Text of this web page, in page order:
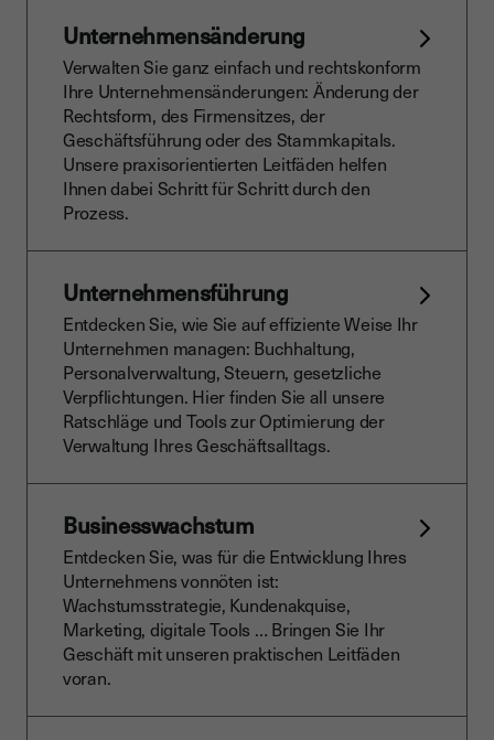
Unternehmensänderung
Verwalten Sie ganz einfach und rechtskonform
Ihre Unternehmensänderungen: Änderung der
Rechtsform, des Firmensitzes, der
Geschäftsführung oder des Stammkapitals.
Unsere praxisorientierten Leitfäden helfen
Ihnen dabei Schritt für Schritt durch den
Prozess.
Unternehmensführung
Entdecken Sie, wie Sie auf effiziente Weise Ihr
Unternehmen managen: Buchhaltung,
Personalverwaltung, Steuern, gesetzliche
Verpflichtungen. Hier finden Sie all unsere
Ratschläge und Tools zur Optimierung der
Verwaltung Ihres Geschäftsalltags.
Businesswachstum
Entdecken Sie, was für die Entwicklung Ihres
Unternehmens vonnöten ist:
Wachstumsstrategie, Kundenakquise,
Marketing, digitale Tools … Bringen Sie Ihr
Geschäft mit unseren praktischen Leitfäden
voran.